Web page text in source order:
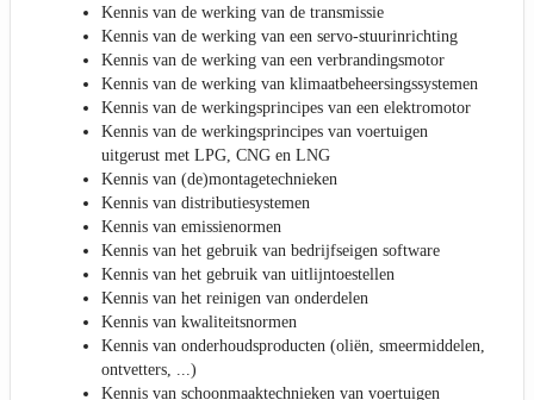
Kennis van de werking van de transmissie
Kennis van de werking van een servo-stuurinrichting
Kennis van de werking van een verbrandingsmotor
Kennis van de werking van klimaatbeheersingssystemen
Kennis van de werkingsprincipes van een elektromotor
Kennis van de werkingsprincipes van voertuigen
uitgerust met LPG, CNG en LNG
Kennis van (de)montagetechnieken
Kennis van distributiesystemen
Kennis van emissienormen
Kennis van het gebruik van bedrijfseigen software
Kennis van het gebruik van uitlijntoestellen
Kennis van het reinigen van onderdelen
Kennis van kwaliteitsnormen
Kennis van onderhoudsproducten (oliën, smeermiddelen,
ontvetters, ...)
Kennis van schoonmaaktechnieken van voertuigen